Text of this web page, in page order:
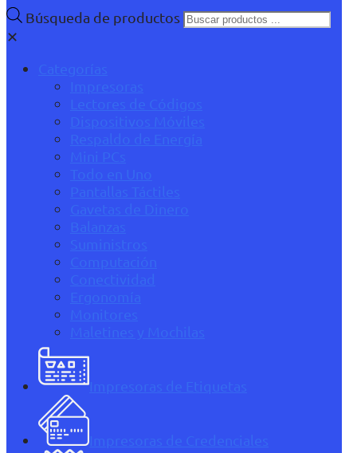
Búsqueda de productos
✕
Categorías
Impresoras
Lectores de Códigos
Dispositivos Móviles
Respaldo de Energía
Mini PCs
Todo en Uno
Pantallas Táctiles
Gavetas de Dinero
Balanzas
Suministros
Computación
Conectividad
Ergonomía
Monitores
Maletines y Mochilas
Impresoras de Etiquetas
Impresoras de Credenciales